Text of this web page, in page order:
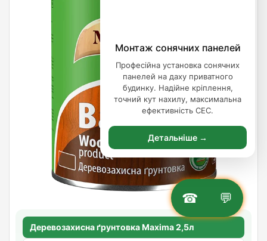
☎ 💬
Монтаж сонячних панелей
Професійна установка сонячних
панелей на даху приватного
будинку. Надійне кріплення,
точний кут нахилу, максимальна
ефективність СЕС.
Детальніше →
Деревозахисна ґрунтовка Maxima 2,5л